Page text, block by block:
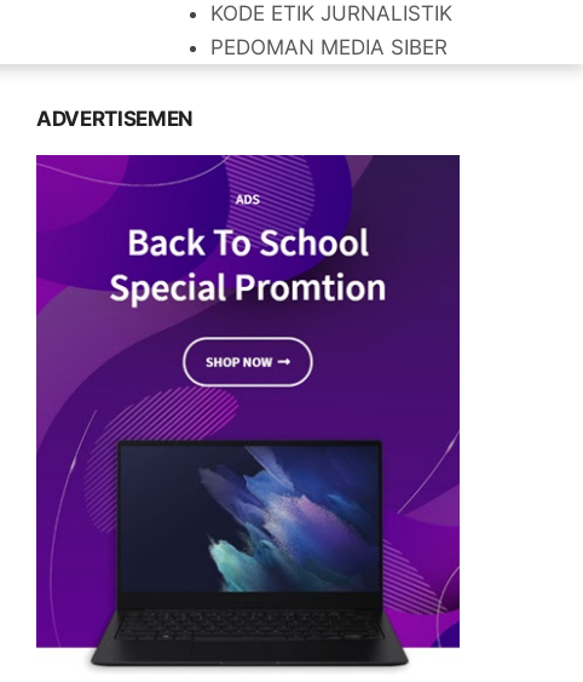
KODE ETIK JURNALISTIK
PEDOMAN MEDIA SIBER
ADVERTISEMEN